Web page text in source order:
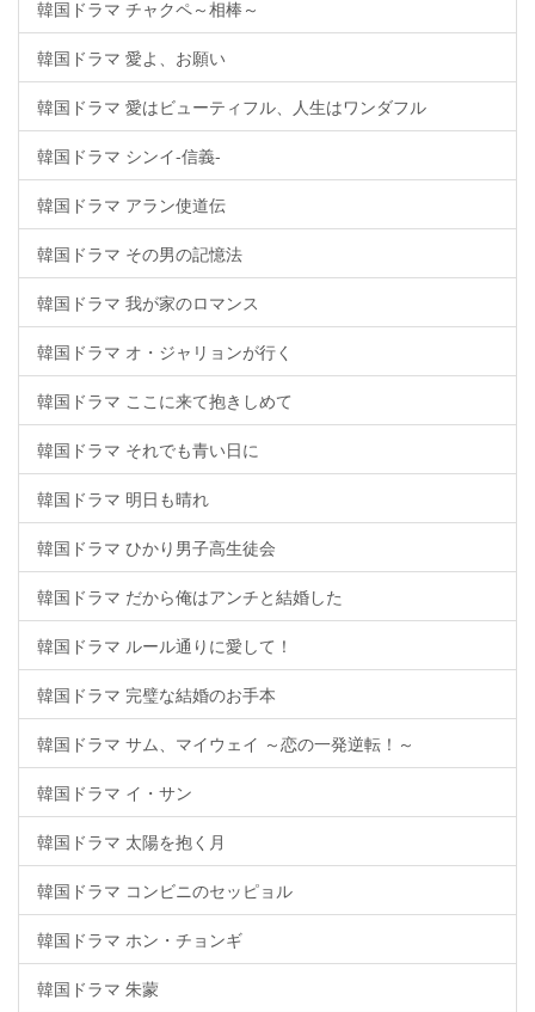
韓国ドラマ チャクペ～相棒～
韓国ドラマ 愛よ、お願い
韓国ドラマ 愛はビューティフル、人生はワンダフル
韓国ドラマ シンイ-信義-
韓国ドラマ アラン使道伝
韓国ドラマ その男の記憶法
韓国ドラマ 我が家のロマンス
韓国ドラマ オ・ジャリョンが行く
韓国ドラマ ここに来て抱きしめて
韓国ドラマ それでも青い日に
韓国ドラマ 明日も晴れ
韓国ドラマ ひかり男子高生徒会
韓国ドラマ だから俺はアンチと結婚した
韓国ドラマ ルール通りに愛して！
韓国ドラマ 完璧な結婚のお手本
韓国ドラマ サム、マイウェイ ～恋の一発逆転！～
韓国ドラマ イ・サン
韓国ドラマ 太陽を抱く月
韓国ドラマ コンビニのセッピョル
韓国ドラマ ホン・チョンギ
韓国ドラマ 朱蒙